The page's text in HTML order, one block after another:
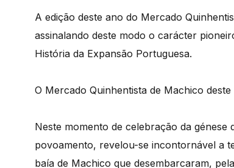
A edição deste ano do Mercado
assinalando deste modo o carácter
História da Expansão Portuguesa.
O Mercado Quinhentista de Machico
Neste momento de celebração da
povoamento, revelou-se incontornável a
baía de Machico que desembarcaram,